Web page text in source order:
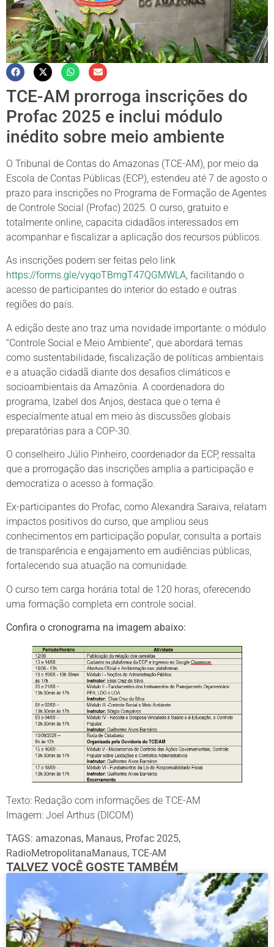
TCE-AM prorroga inscrições do
Profac 2025 e inclui módulo
inédito sobre meio ambiente
O Tribunal de Contas do Amazonas (TCE-AM), por meio da
Escola de Contas Públicas (ECP), estendeu até 7 de agosto o
prazo para inscrições no Programa de Formação de Agentes
de Controle Social (Profac) 2025. O curso, gratuito e
totalmente online, capacita cidadãos interessados em
acompanhar e fiscalizar a aplicação dos recursos públicos.
As inscrições podem ser feitas pelo link
https://forms.gle/vyqoTBmgT47QGMWLA, facilitando o
acesso de participantes do interior do estado e outras
regiões do país.
A edição deste ano traz uma novidade importante: o módulo
“Controle Social e Meio Ambiente”, que abordará temas
como sustentabilidade, fiscalização de políticas ambientais
e a atuação cidadã diante dos desafios climáticos e
socioambientais da Amazônia. A coordenadora do
programa, Izabel dos Anjos, destaca que o tema é
especialmente atual em meio às discussões globais
preparatórias para a COP-30.
O conselheiro Júlio Pinheiro, coordenador da ECP, ressalta
que a prorrogação das inscrições amplia a participação e
democratiza o acesso à formação.
Ex-participantes do Profac, como Alexandra Saraiva, relatam
impactos positivos do curso, que ampliou seus
conhecimentos em participação popular, consulta a portais
de transparência e engajamento em audiências públicas,
fortalecendo sua atuação na comunidade.
O curso tem carga horária total de 120 horas, oferecendo
uma formação completa em controle social.
Confira o cronograma na imagem abaixo:
Texto: Redação com informações de TCE-AM
Imagem: Joel Arthus (DICOM)
TAGS: amazonas, Manaus, Profac 2025,
RadioMetropolitanaManaus, TCE-AM
TALVEZ VOCÊ GOSTE TAMBÉM